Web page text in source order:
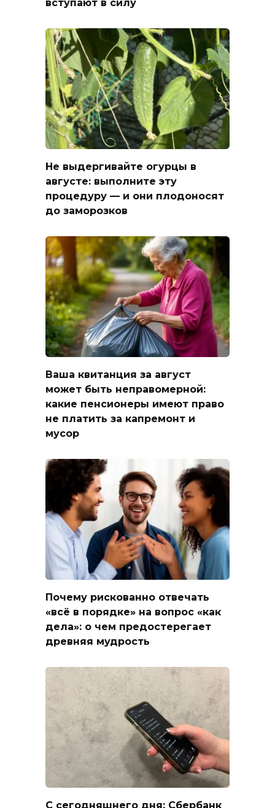
вступают в силу
Не выдергивайте огурцы в
августе: выполните эту
процедуру — и они плодоносят
до заморозков
Ваша квитанция за август
может быть неправомерной:
какие пенсионеры имеют право
не платить за капремонт и
мусор
Почему рискованно отвечать
«всё в порядке» на вопрос «как
дела»: о чем предостерегает
древняя мудрость
С сегодняшнего дня: Сбербанк